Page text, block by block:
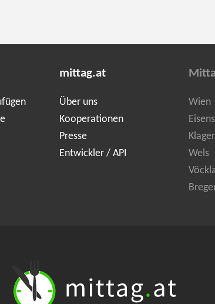
mittag.at
Über uns
Kooperationen
Presse
Entwickler / API
Wien
Wels